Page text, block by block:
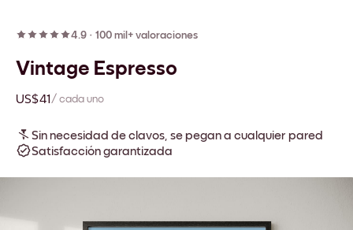
4.9 · 100 mil+ valoraciones
Vintage Espresso
US$41 / cada uno
Sin necesidad de clavos, se pegan a cualquier pared
Satisfacción garantizada